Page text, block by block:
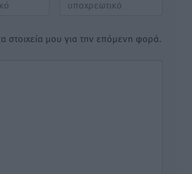
στοιχεία μου για την επόμενη φορά.